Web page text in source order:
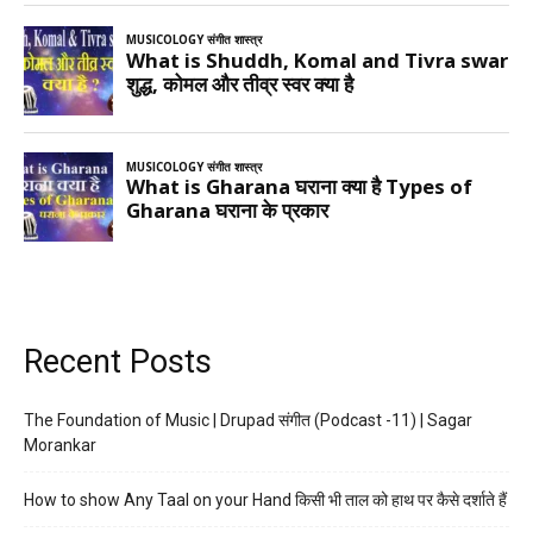
Recent Posts
The Foundation of Music | Drupad संगीत (Podcast -11) | Sagar
Morankar
How to show Any Taal on your Hand किसी भी ताल को हाथ पर कैसे दर्शाते हैं